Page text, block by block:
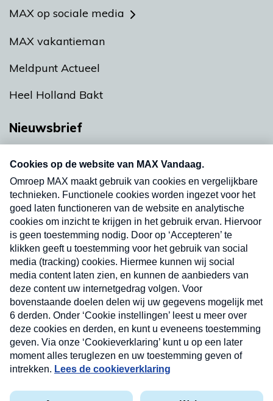
MAX op sociale media
MAX vakantieman
Meldpunt Actueel
Heel Holland Bakt
Nieuwsbrief
nieuwsbrief. Elke vrijdag- en dinsdagochtend in
uw mailbox.
Verzend
Nieuwsbrief
Neem hier een gratis abonnement op onze
nieuwsbrief. Elke vrijdag- en dinsdagochtend in uw